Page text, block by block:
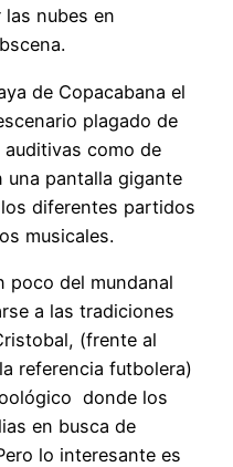
nubes en
de Copacabana el
plagado de
como de
pantalla gigante
diferentes partidos
musicales.
poco del mundanal
a las tradiciones
(frente al
referencia futbolera)
donde los
en busca de
lo interesante es